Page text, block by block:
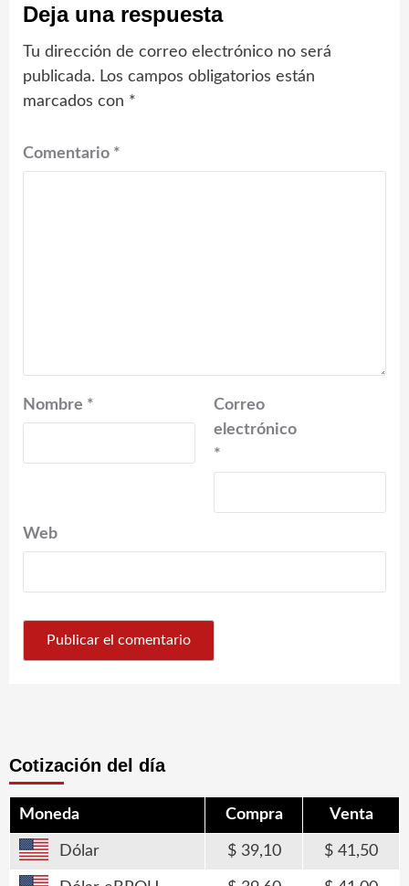
Deja una respuesta
Tu dirección de correo electrónico no será
publicada. Los campos obligatorios están
marcados con *
Comentario *
Nombre *
Correo
electrónico
*
Web
Cotización del día
Moneda Compra Venta
Dólar 39,10 41,50